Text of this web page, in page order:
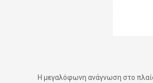
Η μεγαλόφωνη ανάγνωση στο